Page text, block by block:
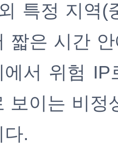
특정 지역(
짧은 시간
에서 위험
보이는 비정
.